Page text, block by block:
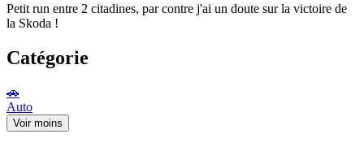
Petit run entre 2 citadines, par contre j'ai un doute sur la victoire de
la Skoda !
Catégorie
🚗
Auto
Voir moins